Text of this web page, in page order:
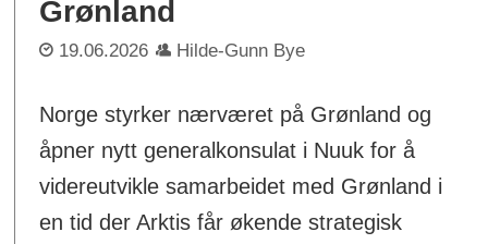
Grønland
19.06.2026 Hilde-Gunn Bye
Norge styrker nærværet på Grønland og
åpner nytt generalkonsulat i Nuuk for å
videreutvikle samarbeidet med Grønland i
en tid der Arktis får økende strategisk